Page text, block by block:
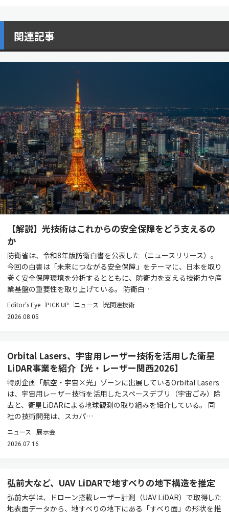
関連記事
【解説】光技術はこれからの安全保障をどう支えるの
か
防衛省は、令和8年版防衛白書を公表した（ニュースリリース）。
今回の白書は「未来につながる安全保障」をテーマに、日本を取り
巻く安全保障環境を分析するとともに、防衛力を支える技術力や産
業基盤の重要性を取り上げている。 防衛白…
Editor's Eye PICK UP ニュース 光関連技術
2026.08.05
Orbital Lasers、宇宙用レーザー技術を活用した衛星
LiDAR事業を紹介【光・レーザー関西2026】
特別企画「航空・宇宙×光」ゾーンに出展しているOrbital Lasers
は、宇宙用レーザー技術を活用したスペースデブリ（宇宙ごみ）除
去と、衛星LiDARによる地球観測の取り組みを紹介している。 同
社の技術開発は、スカパ…
ニュース 展示会
2026.07.16
弘前大など、UAV LiDARで地すべりの地下構造を推定
弘前大学は、ドローン搭載レーザー計測（UAV LiDAR）で取得した
地表面データから、地すべりの地下にある「すべり面」の形状を推